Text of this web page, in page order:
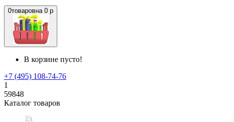
0товаровна 0 р
В корзине пусто!
+7 (495) 108-74-76
1
59848
Каталог товаров